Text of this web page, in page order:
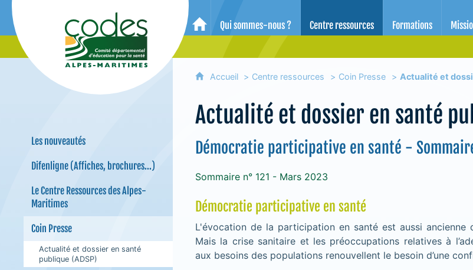
CoDES 06 - Comité départemental d'éducation pour la santé des Alpes-Maritimes
Accueil
Qui sommes-nous ? Centre ressources Formations
Les nouveautés
Difenligne (Affiches, brochures...)
Le Centre Ressources des Alpes-
Maritimes
Coin Presse
Actualité et dossier en santé
publique (ADSP)
Accueil Centre ressources Coin Presse Actualité et
Actualité et dossier en santé
Démocratie participative en santé -
Sommaire n° 121 - Mars 2023
Démocratie participative en santé
L'évocation de la participation en santé est aussi ancienne
Mais la crise sanitaire et les préoccupations relatives à
aux besoins des populations renouvellent le besoin d’une